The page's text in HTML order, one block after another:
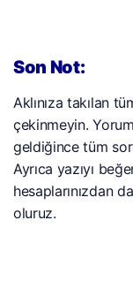
Son Not:
Aklınıza takılan
çekinmeyin.
geldiğince tüm
Ayrıca yazıyı
hesaplarınızdan
oluruz.